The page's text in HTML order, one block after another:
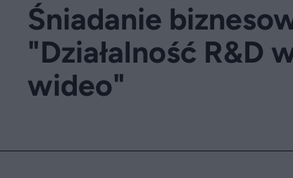
Śniadanie
"Działalność R&D
wideo"